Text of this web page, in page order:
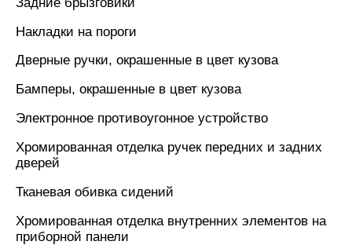
Накладки на пороги
Дверные ручки, окрашенные в цвет кузова
Бамперы, окрашенные в цвет кузова
Электронное противоугонное устройство
Хромированная отделка ручек передних и задних
дверей
Тканевая обивка сидений
Хромированная отделка внутренних элементов на
приборной панели